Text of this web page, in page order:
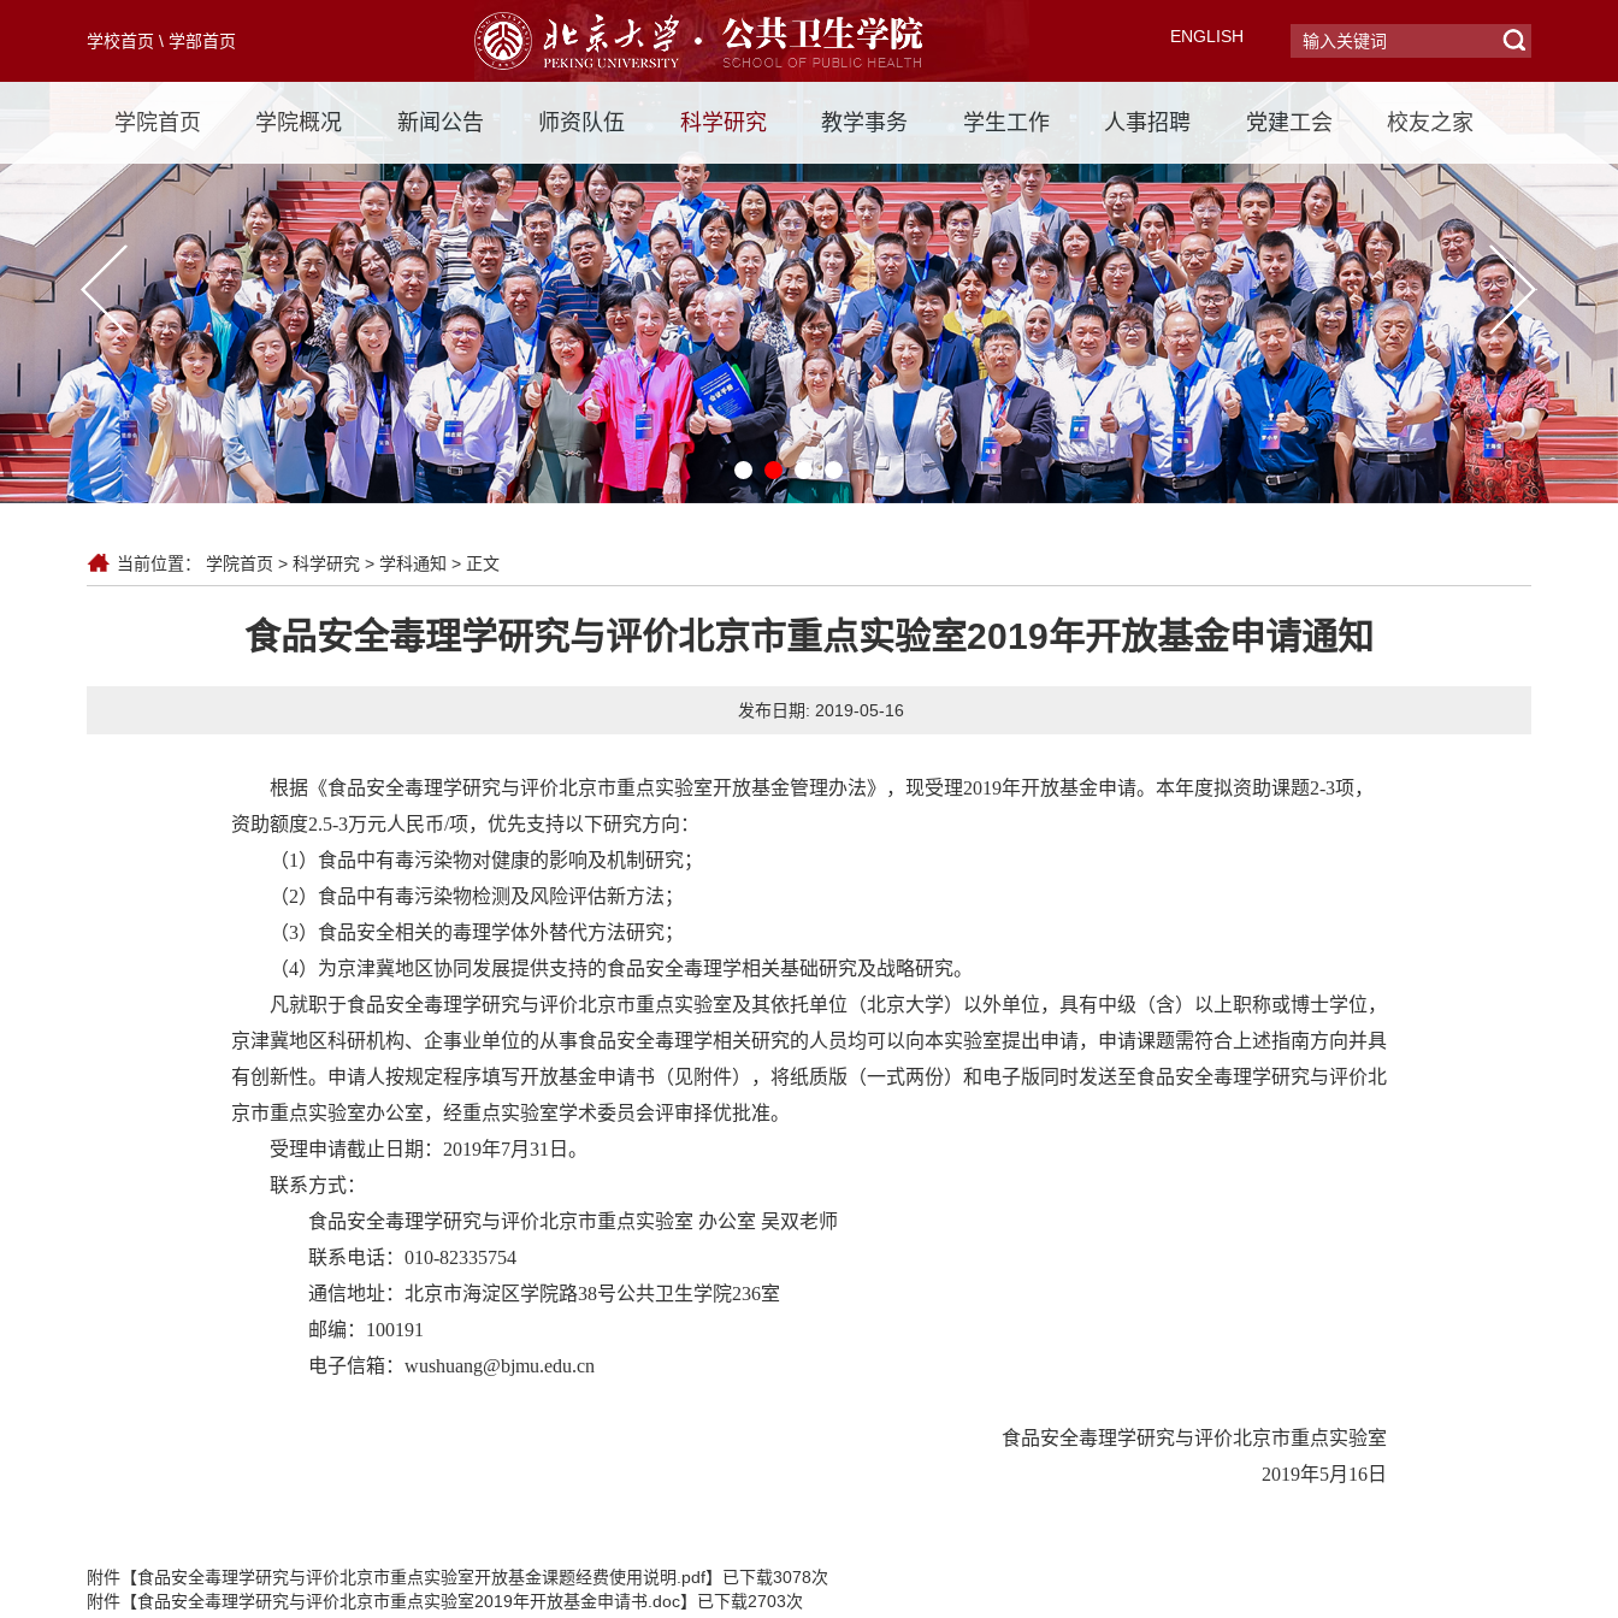
学校首页 \ 学部首页 ENGLISH
学院首页 学院概况 新闻公告 师资队伍 科学研究 教学事务 学生工作 人事招聘 党建工会 校友之家
当前位置： 学院首页 > 科学研究 > 学科通知 > 正文
食品安全毒理学研究与评价北京市重点实验室2019年开放基金申请通知
发布日期: 2019-05-16
根据《食品安全毒理学研究与评价北京市重点实验室开放基金管理办法》，现受理2019年开放基金申请。本年度拟资助课题2-3项，
资助额度2.5-3万元人民币/项，优先支持以下研究方向：
（1）食品中有毒污染物对健康的影响及机制研究；
（2）食品中有毒污染物检测及风险评估新方法；
（3）食品安全相关的毒理学体外替代方法研究；
（4）为京津冀地区协同发展提供支持的食品安全毒理学相关基础研究及战略研究。
凡就职于食品安全毒理学研究与评价北京市重点实验室及其依托单位（北京大学）以外单位，具有中级（含）以上职称或博士学位，
京津冀地区科研机构、企事业单位的从事食品安全毒理学相关研究的人员均可以向本实验室提出申请，申请课题需符合上述指南方向并具
有创新性。申请人按规定程序填写开放基金申请书（见附件），将纸质版（一式两份）和电子版同时发送至食品安全毒理学研究与评价北
京市重点实验室办公室，经重点实验室学术委员会评审择优批准。
受理申请截止日期：2019年7月31日。
联系方式：
食品安全毒理学研究与评价北京市重点实验室 办公室 吴双老师
联系电话：010-82335754
通信地址：北京市海淀区学院路38号公共卫生学院236室
邮编：100191
电子信箱：wushuang@bjmu.edu.cn
食品安全毒理学研究与评价北京市重点实验室
2019年5月16日
附件【食品安全毒理学研究与评价北京市重点实验室开放基金课题经费使用说明.pdf】已下载3078次
附件【食品安全毒理学研究与评价北京市重点实验室2019年开放基金申请书.doc】已下载2703次